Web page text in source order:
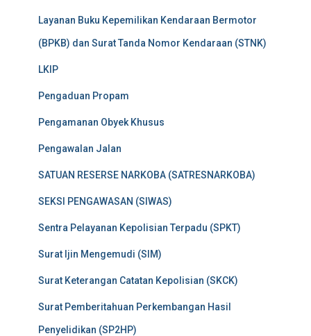
Layanan Buku Kepemilikan Kendaraan Bermotor
(BPKB) dan Surat Tanda Nomor Kendaraan (STNK)
LKIP
Pengaduan Propam
Pengamanan Obyek Khusus
Pengawalan Jalan
SATUAN RESERSE NARKOBA (SATRESNARKOBA)
SEKSI PENGAWASAN (SIWAS)
Sentra Pelayanan Kepolisian Terpadu (SPKT)
Surat Ijin Mengemudi (SIM)
Surat Keterangan Catatan Kepolisian (SKCK)
Surat Pemberitahuan Perkembangan Hasil
Penyelidikan (SP2HP)